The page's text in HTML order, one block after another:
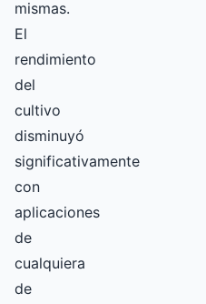
mismas.
El
rendimiento
del
cultivo
disminuyó
significativamente
con
aplicaciones
de
cualquiera
de